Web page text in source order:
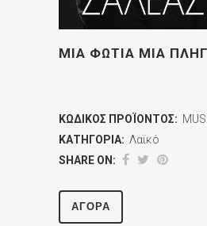
ΜΙΑ ΦΩΤΙΑ ΜΙΑ
ΚΩΔΙΚΌΣ ΠΡΟΪΌΝΤΟΣ:
ΚΑΤΗΓΟΡΊΑ: Λαϊκό
SHARE ON:
ΑΓΟΡΆ